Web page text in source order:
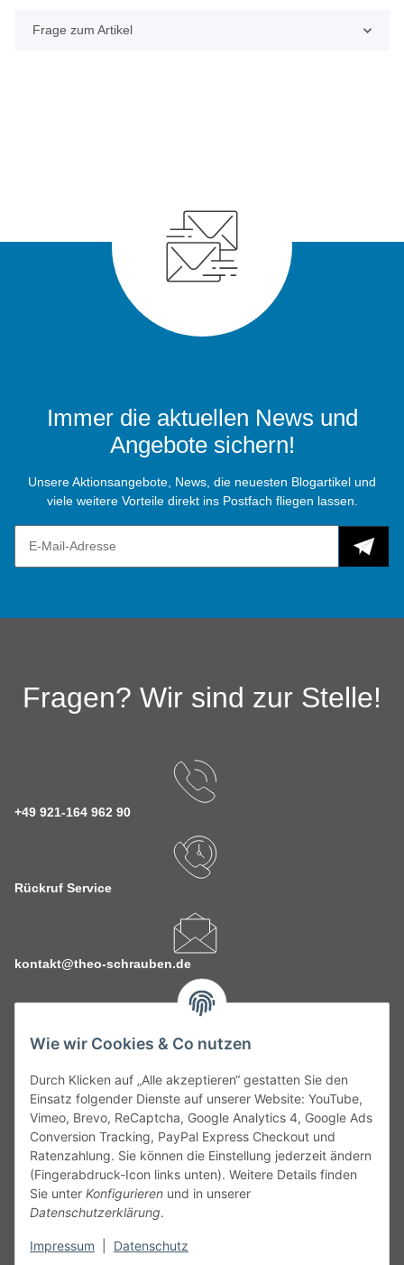
Wie wir Cookies & Co nutzen
Durch Klicken auf „Alle akzeptieren“ gestatten Sie den
Einsatz folgender Dienste auf unserer Website: YouTube,
Vimeo, Brevo, ReCaptcha, Google Analytics 4, Google Ads
Conversion Tracking, PayPal Express Checkout und
Ratenzahlung. Sie können die Einstellung jederzeit ändern
(Fingerabdruck-Icon links unten). Weitere Details finden
Sie unter Konfigurieren und in unserer
Datenschutzerklärung.
Impressum Datenschutz
Frage zum Artikel
Immer die aktuellen News und
Angebote sichern!
Unsere Aktionsangebote, News, die neuesten Blogartikel und
viele weitere Vorteile direkt ins Postfach fliegen lassen.
Fragen? Wir sind zur Stelle!
+49 921-164 962 90
Rückruf Service
kontakt@theo-schrauben.de
Service
Gesetzliche Informationen
Alle technischen Angaben ohne Gewähr. Irrtümer und fehlerhafte
Angaben vorbehalten. Wenn Sie Datenblätter oder spezielle
unseren Kundenservice. Abbildungen der Artikel können